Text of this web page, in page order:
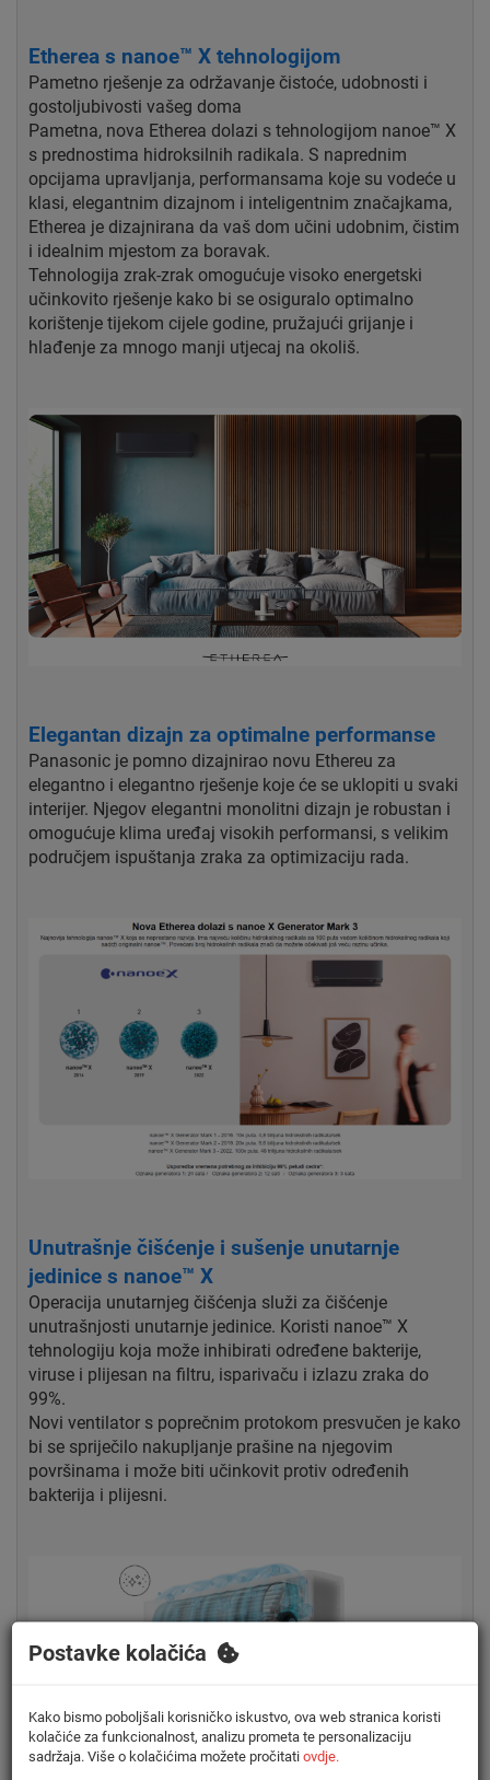
Etherea s nanoe™ X tehnologijom
Pametno rješenje za održavanje čistoće, udobnosti i
gostoljubivosti vašeg doma
Pametna, nova Etherea dolazi s tehnologijom nanoe™ X
s prednostima hidroksilnih radikala. S naprednim
opcijama upravljanja, performansama koje su vodeće u
klasi, elegantnim dizajnom i inteligentnim značajkama,
Etherea je dizajnirana da vaš dom učini udobnim, čistim
i idealnim mjestom za boravak.
Tehnologija zrak-zrak omogućuje visoko energetski
učinkovito rješenje kako bi se osiguralo optimalno
korištenje tijekom cijele godine, pružajući grijanje i
hlađenje za mnogo manji utjecaj na okoliš.
Elegantan dizajn za optimalne performanse
Panasonic je pomno dizajnirao novu Ethereu za
elegantno i elegantno rješenje koje će se uklopiti u svaki
interijer. Njegov elegantni monolitni dizajn je robustan i
omogućuje klima uređaj visokih performansi, s velikim
područjem ispuštanja zraka za optimizaciju rada.
Unutrašnje čišćenje i sušenje unutarnje
jedinice s nanoe™ X
Operacija unutarnjeg čišćenja služi za čišćenje
unutrašnjosti unutarnje jedinice. Koristi nanoe™ X
tehnologiju koja može inhibirati određene bakterije,
viruse i plijesan na filtru, isparivaču i izlazu zraka do
99%.
Novi ventilator s poprečnim protokom presvučen je kako
bi se spriječilo nakupljanje prašine na njegovim
površinama i može biti učinkovit protiv određenih
bakterija i plijesni.
Postavke kolačića
Kako bismo poboljšali korisničko iskustvo, ova web stranica koristi
kolačiće za funkcionalnost, analizu prometa te personalizaciju
sadržaja. Više o kolačićima možete pročitati ovdje.